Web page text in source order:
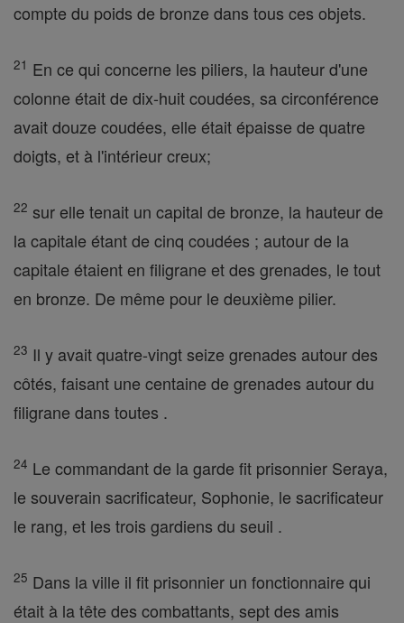
compte du poids de bronze dans tous ces objets.
21 En ce qui concerne les piliers, la hauteur d'une
colonne était de dix-huit coudées, sa circonférence
avait douze coudées, elle était épaisse de quatre
doigts, et à l'intérieur creux;
22 sur elle tenait un capital de bronze, la hauteur de
la capitale étant de cinq coudées ; autour de la
capitale étaient en filigrane et des grenades, le tout
en bronze. De même pour le deuxième pilier.
23 Il y avait quatre-vingt seize grenades autour des
côtés, faisant une centaine de grenades autour du
filigrane dans toutes .
24 Le commandant de la garde fit prisonnier Seraya,
le souverain sacrificateur, Sophonie, le sacrificateur
le rang, et les trois gardiens du seuil .
25 Dans la ville il fit prisonnier un fonctionnaire qui
était à la tête des combattants, sept des amis